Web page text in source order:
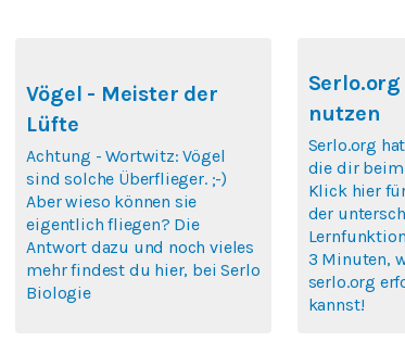
Vögel - Meister der
Lüfte
Achtung - Wortwitz: Vögel
sind solche Überflieger. ;-)
Aber wieso können sie
eigentlich fliegen? Die
Antwort dazu und noch vieles
mehr findest du hier, bei Serlo
Biologie
nutzen
Serlo.org
die dir beim
Klick hier
der
3 Minuten,
serlo.org
kannst!